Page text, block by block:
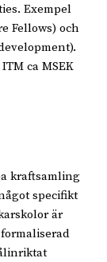
Exempel
Fellows) och
ca MSEK
kraftsamling
specifikt
är